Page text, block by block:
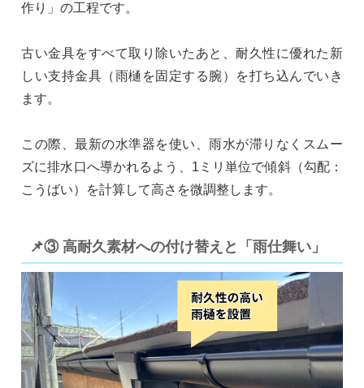
作り」の工程です。
古い金具をすべて取り除いたあと、耐久性に優れた新
しい支持金具（雨樋を固定する腕）を打ち込んでいき
ます。
この際、最新の水準器を使い、雨水が滞りなくスムー
ズに排水口へ導かれるよう、1ミリ単位で傾斜（勾配：
こうばい）を計算して高さを微調整します。
📌③ 高耐久素材への付け替えと「雨仕舞い」